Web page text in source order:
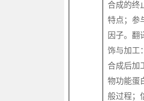
合成的终
特点；参
因子。翻
饰与加工
合成后加
物功能蛋
般过程；